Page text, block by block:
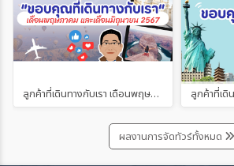
ลูกค้าที่เดินทางกับเรา เดือนพฤษภาคม และมิถุนายน 2567
ผลงานการจัดทัวร์ทั้งหมด